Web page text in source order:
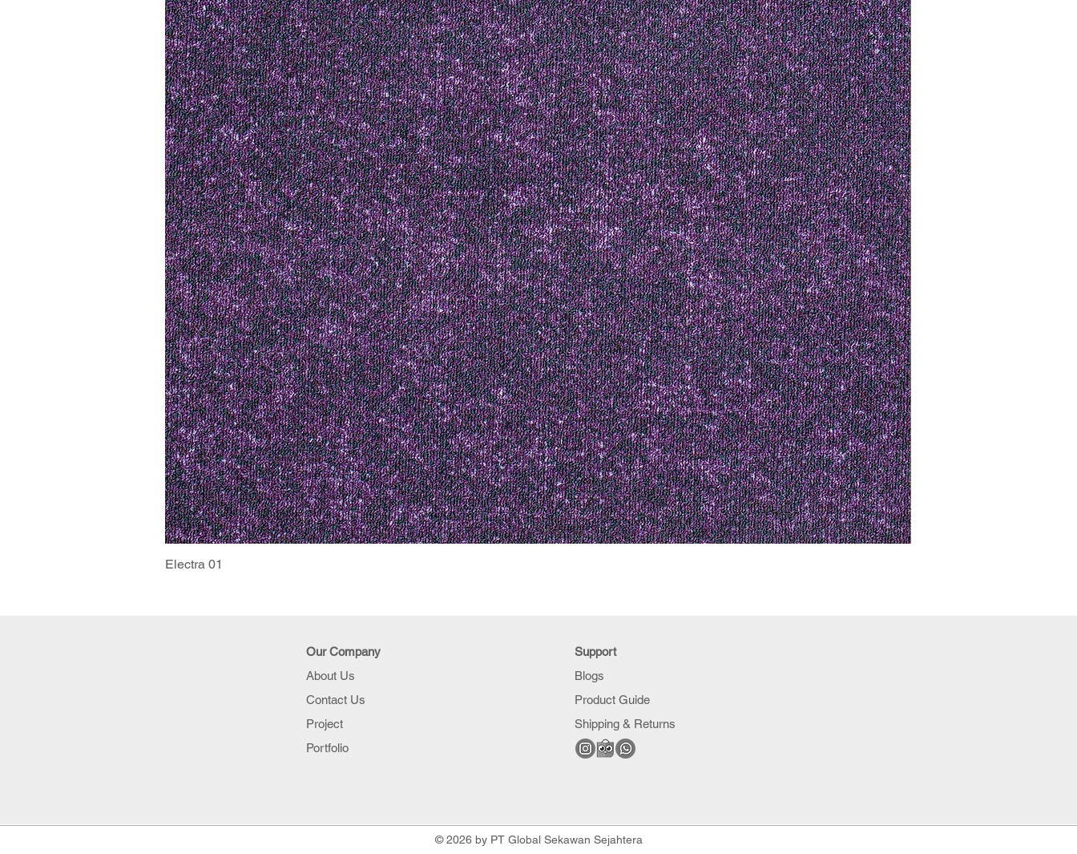
Electra 01
Our Company
About Us
Contact Us
Project
Portfolio
Support
Blogs
Product Guide
Shipping & Returns
© 2026 by PT Global Sekawan Sejahtera